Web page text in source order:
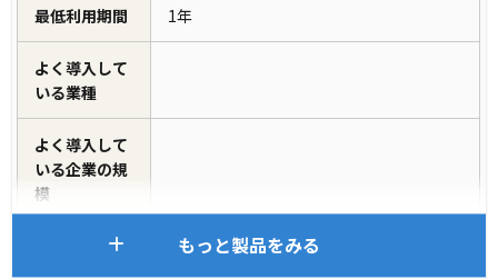
最低利用期間 1年
よく導入して
いる業種
よく導入して
いる企業の規
模
もっと製品をみる